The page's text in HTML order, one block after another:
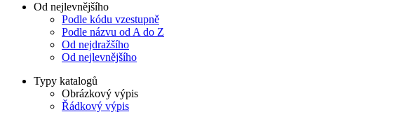
Od nejlevnějšího
Podle kódu vzestupně
Podle názvu od A do Z
Od nejdražšího
Od nejlevnějšího
Typy katalogů
Obrázkový výpis
Řádkový výpis